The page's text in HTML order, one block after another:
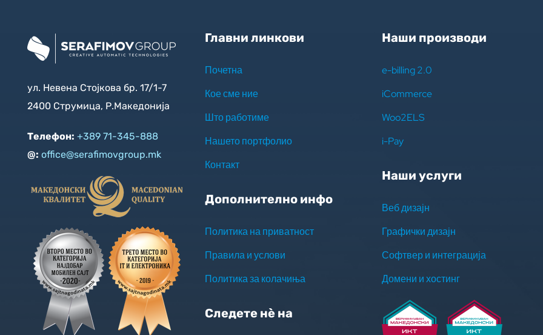
ул. Невена Стојкова бр. 17/1-7
2400 Струмица, Р.Македонија
Телефон: +389 71-345-888
@: office@serafimovgroup.mk
Главни линкови
Почетна
Кое сме ние
Што работиме
Нашето портфолио
Контакт
Дополнително инфо
Политика на приватност
Правила и услови
Политика за колачиња
Следете нѐ на
Наши производи
e-billing 2.0
iCommerce
Woo2ELS
i-Pay
Наши услуги
Веб дизајн
Графички дизајн
Софтвер и интеграција
Домени и хостинг